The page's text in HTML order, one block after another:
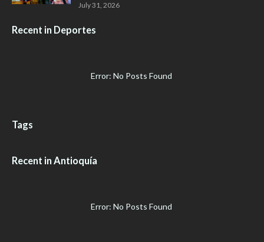
July 31, 2026
Recent in Deportes
Error: No Posts Found
Tags
Recent in Antioquía
Error: No Posts Found